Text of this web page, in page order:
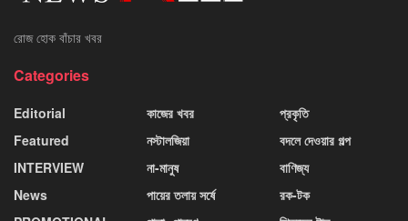
রোজ হোক বাঁচার খবর
Categories
Editorial
Featured
INTERVIEW
News
কাজের খবর
নস্টালজিয়া
না-মানুষ
পায়ের তলায় সর্ষে
প্রকৃতি
বদলে দেওয়ার গল্প
বাণিজ্য
রক-টক